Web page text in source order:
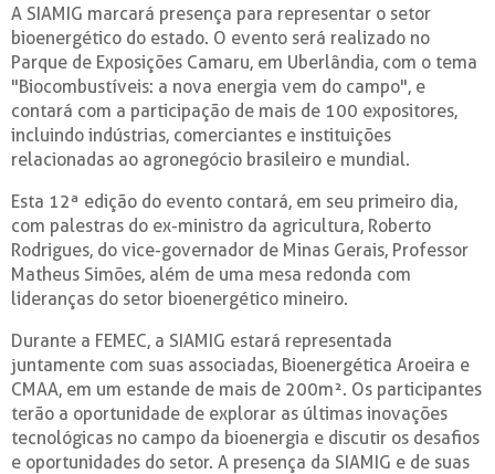
A SIAMIG marcará presença para representar o setor
bioenergético do estado. O evento será realizado no
Parque de Exposições Camaru, em Uberlândia, com o tema
"Biocombustíveis: a nova energia vem do campo", e
contará com a participação de mais de 100 expositores,
incluindo indústrias, comerciantes e instituições
relacionadas ao agronegócio brasileiro e mundial.
Esta 12ª edição do evento contará, em seu primeiro dia,
com palestras do ex-ministro da agricultura, Roberto
Rodrigues, do vice-governador de Minas Gerais, Professor
Matheus Simões, além de uma mesa redonda com
lideranças do setor bioenergético mineiro.
Durante a FEMEC, a SIAMIG estará representada
juntamente com suas associadas, Bioenergética Aroeira e
CMAA, em um estande de mais de 200m². Os participantes
terão a oportunidade de explorar as últimas inovações
tecnológicas no campo da bioenergia e discutir os desafios
e oportunidades do setor. A presença da SIAMIG e de suas